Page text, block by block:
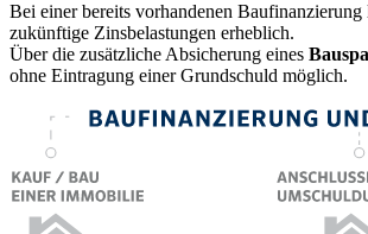
Bei einer bereits vorhandenen Baufinanzierung
zukünftige Zinsbelastungen erheblich.
Über die zusätzliche Absicherung eines
ohne Eintragung einer Grundschuld möglich.